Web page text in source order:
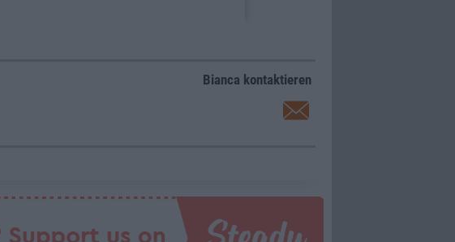
Bianca kontaktieren